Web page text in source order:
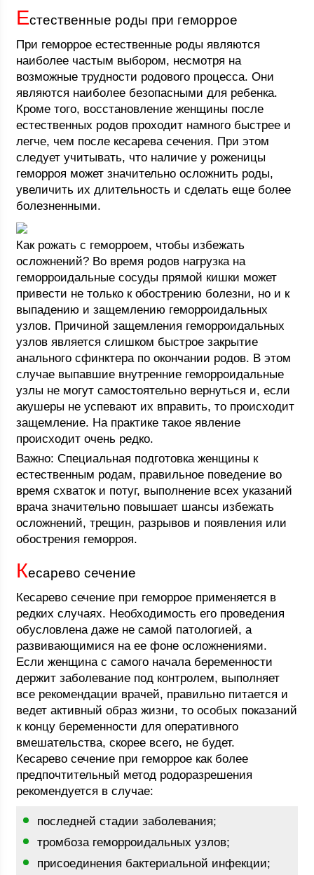
Естественные роды при геморрое
При геморрое естественные роды являются
наиболее частым выбором, несмотря на
возможные трудности родового процесса. Они
являются наиболее безопасными для ребенка.
Кроме того, восстановление женщины после
естественных родов проходит намного быстрее и
легче, чем после кесарева сечения. При этом
следует учитывать, что наличие у роженицы
геморроя может значительно осложнить роды,
увеличить их длительность и сделать еще более
болезненными.
Как рожать с геморроем, чтобы избежать
осложнений? Во время родов нагрузка на
геморроидальные сосуды прямой кишки может
привести не только к обострению болезни, но и к
выпадению и защемлению геморроидальных
узлов. Причиной защемления геморроидальных
узлов является слишком быстрое закрытие
анального сфинктера по окончании родов. В этом
случае выпавшие внутренние геморроидальные
узлы не могут самостоятельно вернуться и, если
акушеры не успевают их вправить, то происходит
защемление. На практике такое явление
происходит очень редко.
Важно: Специальная подготовка женщины к
естественным родам, правильное поведение во
время схваток и потуг, выполнение всех указаний
врача значительно повышает шансы избежать
осложнений, трещин, разрывов и появления или
обострения геморроя.
Кесарево сечение
Кесарево сечение при геморрое применяется в
редких случаях. Необходимость его проведения
обусловлена даже не самой патологией, а
развивающимися на ее фоне осложнениями.
Если женщина с самого начала беременности
держит заболевание под контролем, выполняет
все рекомендации врачей, правильно питается и
ведет активный образ жизни, то особых показаний
к концу беременности для оперативного
вмешательства, скорее всего, не будет.
Кесарево сечение при геморрое как более
предпочтительный метод родоразрешения
рекомендуется в случае:
последней стадии заболевания;
тромбоза геморроидальных узлов;
присоединения бактериальной инфекции;